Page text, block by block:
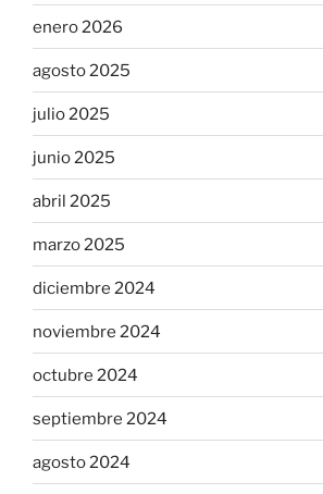
enero 2026
agosto 2025
julio 2025
junio 2025
abril 2025
marzo 2025
diciembre 2024
noviembre 2024
octubre 2024
septiembre 2024
agosto 2024